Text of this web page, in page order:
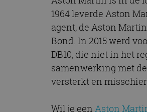
1964 leverde Aston
agent, de Aston
Bond. In 2015 werd
DB10, die niet in het
samenwerking met
versterkt en
Wil je een Aston